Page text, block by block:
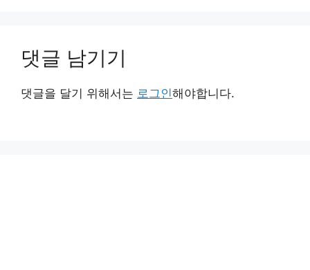
댓글 남기기
댓글을 달기 위해서는 로그인해야합니다.